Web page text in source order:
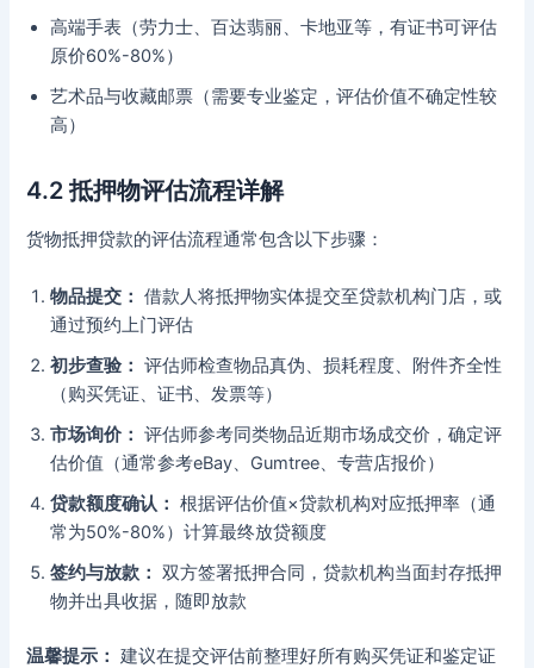
高端手表（劳力士、百达翡丽、卡地亚等，有证书可评估
原价60%-80%）
艺术品与收藏邮票（需要专业鉴定，评估价值不确定性较
高）
4.2 抵押物评估流程详解
货物抵押贷款的评估流程通常包含以下步骤：
物品提交： 借款人将抵押物实体提交至贷款机构门店，或
通过预约上门评估
初步查验： 评估师检查物品真伪、损耗程度、附件齐全性
（购买凭证、证书、发票等）
市场询价： 评估师参考同类物品近期市场成交价，确定评
估价值（通常参考eBay、Gumtree、专营店报价）
贷款额度确认： 根据评估价值×贷款机构对应抵押率（通
常为50%-80%）计算最终放贷额度
签约与放款： 双方签署抵押合同，贷款机构当面封存抵押
物并出具收据，随即放款
温馨提示： 建议在提交评估前整理好所有购买凭证和鉴定证